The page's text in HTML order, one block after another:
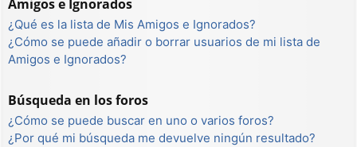
Amigos e Ignorados
¿Qué es la lista de Mis Amigos e Ignorados?
¿Cómo se puede añadir o borrar usuarios de mi lista de
Amigos e Ignorados?
Búsqueda en los foros
¿Cómo se puede buscar en uno o varios foros?
¿Por qué mi búsqueda me devuelve ningún resultado?